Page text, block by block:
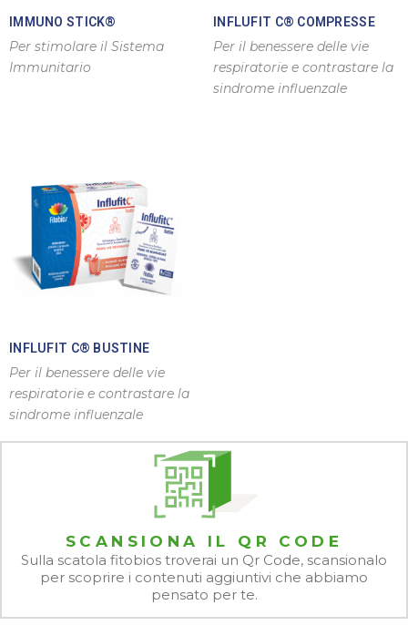
IMMUNO STICK®
Per stimolare il Sistema
Immunitario
INFLUFIT C® COMPRESSE
Per il benessere delle vie
respiratorie e contrastare la
sindrome influenzale
INFLUFIT C® BUSTINE
Per il benessere delle vie
respiratorie e contrastare la
sindrome influenzale
SCANSIONA IL QR CODE
Sulla scatola fitobios troverai un Qr Code, scansionalo
per scoprire i contenuti aggiuntivi che abbiamo
pensato per te.